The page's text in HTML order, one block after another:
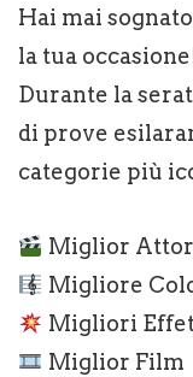
Hai mai
la tua
Durante la
di prove
categorie più
Miglior
Migliore
Migliori
Miglior Film